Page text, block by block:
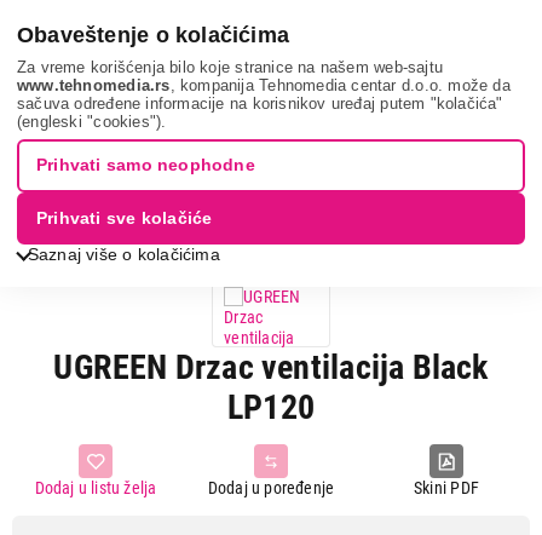
Obaveštenje o kolačićima
Za vreme korišćenja bilo koje stranice na našem web-sajtu
www.tehnomedia.rs , kompanija Tehnomedia centar d.o.o. može da
sačuva određene informacije na korisnikov uređaj putem "kolačića"
(engleski "cookies").
Saznaj više o kolačićima
Prihvati samo neophodne
Prihvati sve kolačiće
Mobilni telefoni i tableti
Oprema za mobilne telefone
Geolokatori (trekeri)
Ugreen drzac ve...
UGREEN Drzac ventilacija Black
LP120
Skini PDF
Dodaj u poređenje
Dodaj u listu želja